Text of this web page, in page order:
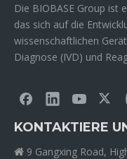
Die BIOBASE Group ist
das sich auf die
wissenschaftlichen
Diagnose (IVD) und
KONTAKTIERE
 9 Gangxing Road,